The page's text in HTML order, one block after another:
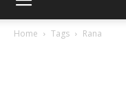
Home Tags Rana